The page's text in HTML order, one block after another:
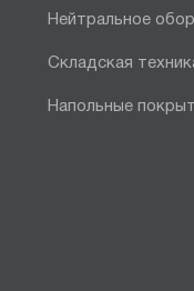
Нейтральное
Складская
Напольные